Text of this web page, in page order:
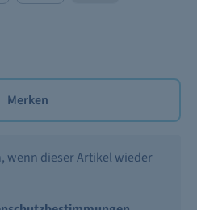
Merken
wenn dieser Artikel wieder